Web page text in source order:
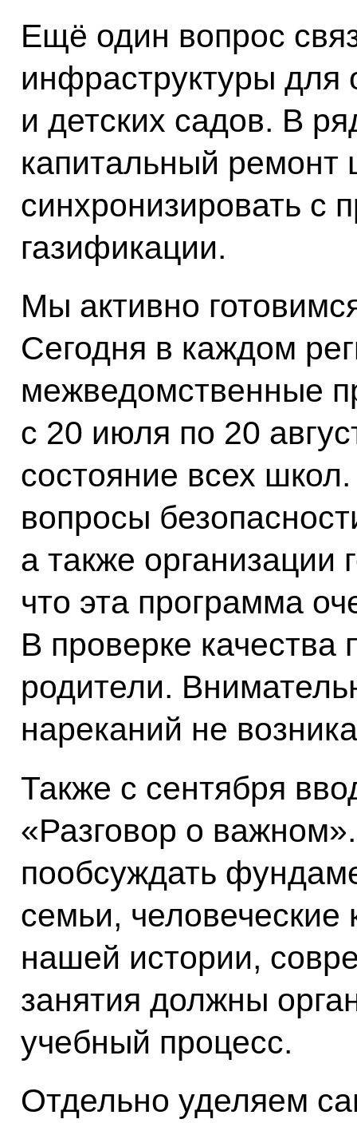
Ещё один вопрос
инфраструктуры для
и детских садов. В
капитальный ремонт
синхронизировать с
газификации.
Мы активно
Сегодня в каждом
межведомственные
с 20 июля по 20
состояние всех
вопросы
а также организации
что эта программа
В проверке качества
родители.
нареканий не
Также с сентября
«Разговор о
пообсуждать
семьи, человеческие
нашей истории,
занятия должны
учебный процесс.
Отдельно уделяем